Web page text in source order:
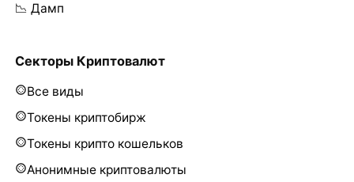
📉 Дамп
Секторы Криптовалют
Все виды
Токены криптобирж
Токены крипто кошельков
Анонимные криптовалюты